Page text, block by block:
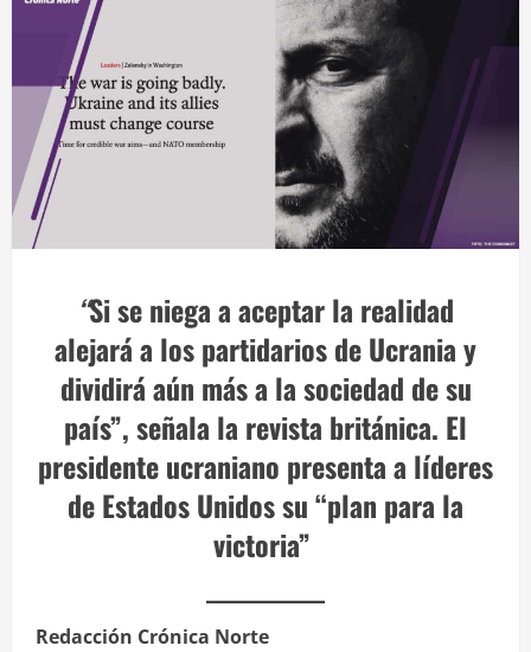
“Si se niega a aceptar la realidad
alejará a los partidarios de Ucrania y
dividirá aún más a la sociedad de su
país”, señala la revista británica. El
presidente ucraniano presenta a líderes
de Estados Unidos su “plan para la
victoria”
Redacción Crónica Norte